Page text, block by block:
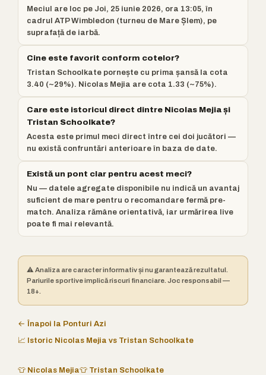
Meciul are loc pe Joi, 25 iunie 2026, ora 13:05, în
cadrul ATP Wimbledon (turneu de Mare Șlem), pe
suprafață de iarbă.
Cine este favorit conform cotelor?
Tristan Schoolkate pornește cu prima șansă la cota
3.40 (~29%). Nicolas Mejia are cota 1.33 (~75%).
Care este istoricul direct dintre Nicolas Mejia și
Tristan Schoolkate?
Acesta este primul meci direct între cei doi jucători —
nu există confruntări anterioare în baza de date.
Există un pont clar pentru acest meci?
Nu — datele agregate disponibile nu indică un avantaj
suficient de mare pentru o recomandare fermă pre-
match. Analiza rămâne orientativă, iar urmărirea live
poate fi mai relevantă.
⚠️ Analiza are caracter informativ și nu garantează rezultatul.
Pariurile sportive implică riscuri financiare. Joc responsabil —
18+.
← Înapoi la Ponturi Azi
📈 Istoric Nicolas Mejia vs Tristan Schoolkate
👕 Nicolas Mejia👕 Tristan Schoolkate